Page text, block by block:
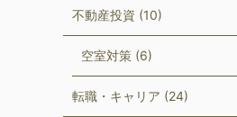
不動産投資 (10)
空室対策 (6)
転職・キャリア (24)